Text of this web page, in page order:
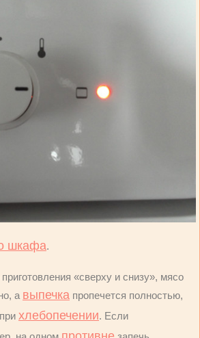
шкафа.
«сверху и снизу», мясо
а выпечка пропечется полностью,
хлебопечении. Если